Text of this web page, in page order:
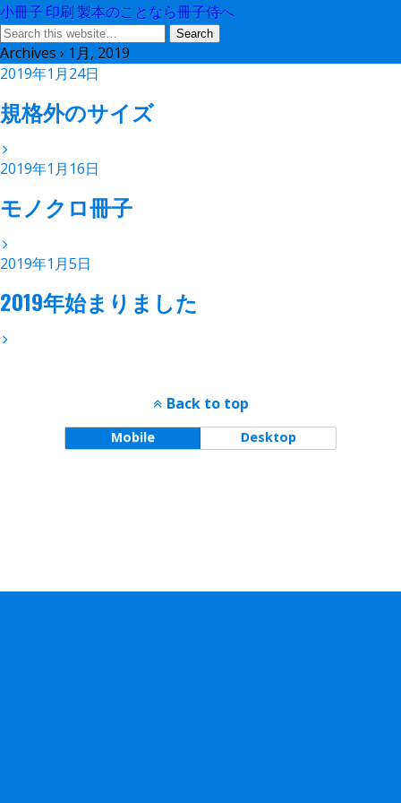
小冊子 印刷 製本のことなら冊子侍へ
Archives › 1月, 2019
2019年1月24日
規格外のサイズ
2019年1月16日
モノクロ冊子
2019年1月5日
2019年始まりました
Back to top
Mobile Desktop